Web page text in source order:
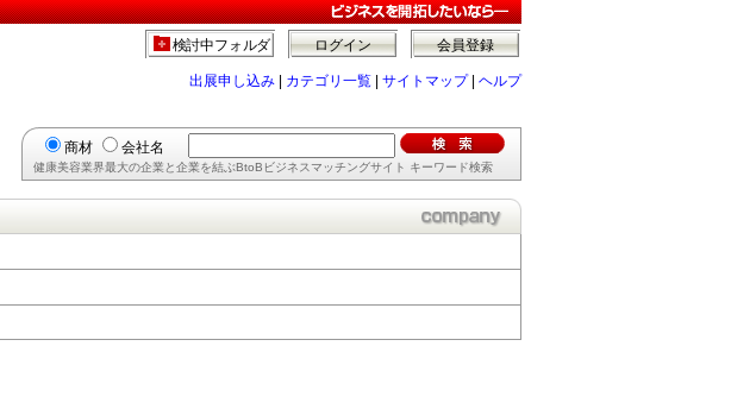
会員登録
ログイン
検討中フォルダ
出展申し込み カテゴリ一覧 サイトマップ| ヘルプ
商材 会社名
健康美容業界最大の企業と企業を結ぶBtoBビジネスマッチングサイト キーワード検索